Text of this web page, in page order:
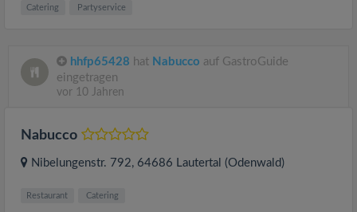
Catering Partyservice
hhfp65428 hat Nabucco auf GastroGuide
eingetragen
vor 10 Jahren
Nabucco
Nibelungenstr. 792, 64686 Lautertal (Odenwald)
Restaurant Catering